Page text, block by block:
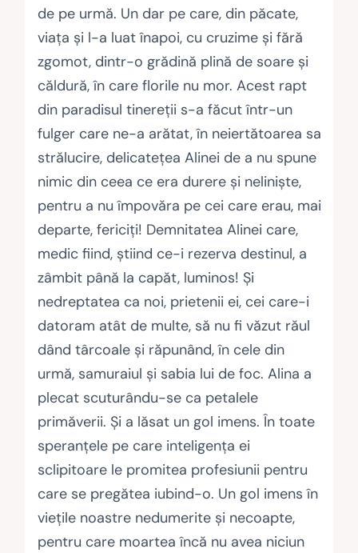
de pe urmă. Un dar pe care, din păcate,
viaţa şi l-a luat înapoi, cu cruzime şi fără
zgomot, dintr-o grădină plină de soare şi
căldură, în care florile nu mor. Acest rapt
din paradisul tinereţii s-a făcut într-un
fulger care ne-a arătat, în neiertătoarea sa
strălucire, delicateţea Alinei de a nu spune
nimic din ceea ce era durere şi nelinişte,
pentru a nu împovăra pe cei care erau, mai
departe, fericiţi! Demnitatea Alinei care,
medic fiind, ştiind ce-i rezerva destinul, a
zâmbit până la capăt, luminos! Şi
nedreptatea ca noi, prietenii ei, cei care-i
datoram atât de multe, să nu fi văzut răul
dând târcoale şi răpunând, în cele din
urmă, samuraiul şi sabia lui de foc. Alina a
plecat scuturându-se ca petalele
primăverii. Şi a lăsat un gol imens. În toate
speranţele pe care inteligenţa ei
sclipitoare le promitea profesiunii pentru
care se pregătea iubind-o. Un gol imens în
vieţile noastre nedumerite şi necoapte,
pentru care moartea încă nu avea niciun